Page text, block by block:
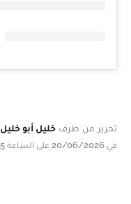
تحرير من طرف خليل أبو خليل
في 20/06/2026 على الساعة 01:45